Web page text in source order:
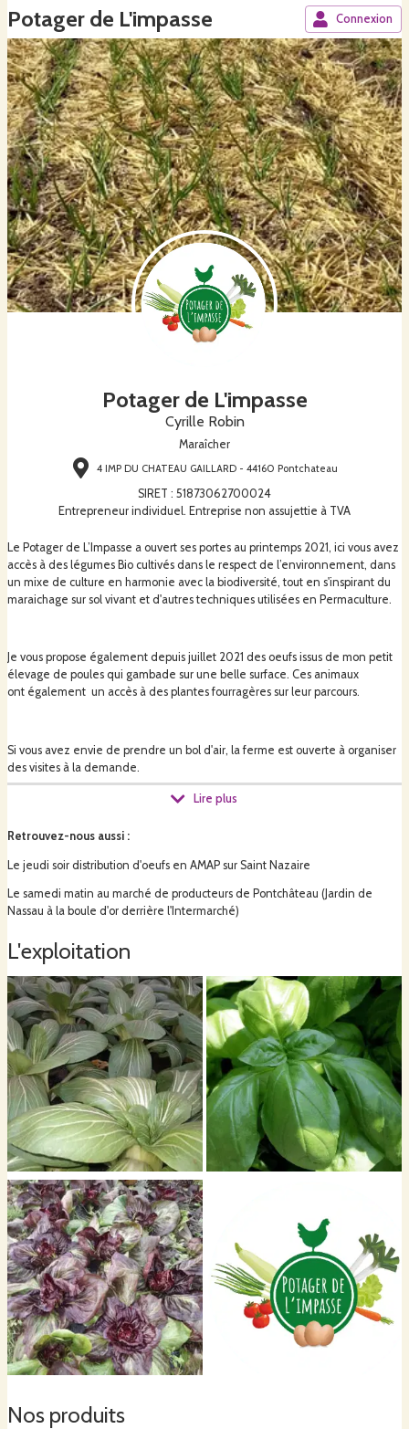
Potager de L'impasse Connexion
Potager de L'impasse
Cyrille Robin
Maraîcher
4 IMP DU CHATEAU GAILLARD - 44160 Pontchateau
SIRET : 51873062700024
Entrepreneur individuel. Entreprise non assujettie à TVA
Le Potager de L’Impasse a ouvert ses portes au printemps 2021, ici vous avez
accès à des légumes Bio cultivés dans le respect de l’environnement, dans
un mixe de culture en harmonie avec la biodiversité, tout en s'inspirant du
maraichage sur sol vivant et d'autres techniques utilisées en Permaculture.
Je vous propose également depuis juillet 2021 des oeufs issus de mon petit
élevage de poules qui gambade sur une belle surface. Ces animaux
ont également un accès à des plantes fourragères sur leur parcours.
Si vous avez envie de prendre un bol d'air, la ferme est ouverte à organiser
des visites à la demande.
volonté de renouer avec celle-ci.
Lire plus
Retrouvez-nous aussi :
Le jeudi soir distribution d'oeufs en AMAP sur Saint Nazaire
Le samedi matin au marché de producteurs de Pontchâteau (Jardin de
Nassau à la boule d'or derrière l'Intermarché)
L'exploitation
Nos produits